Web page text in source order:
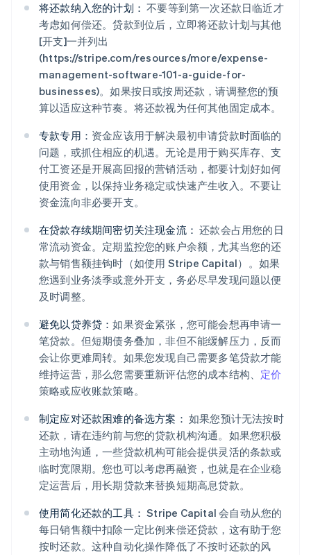
将还款纳入您的计划： 不要等到第一次还款日临近才
考虑如何偿还。贷款到位后，立即将还款计划与其他
[开支]一并列出
(https://stripe.com/resources/more/expense-
management-software-101-a-guide-for-
businesses)。如果按日或按周还款，请调整您的预
算以适应这种节奏。将还款视为任何其他固定成本。
专款专用： 资金应该用于解决最初申请贷款时面临的
问题，或抓住相应的机遇。无论是用于购买库存、支
付工资还是开展高回报的营销活动，都要计划好如何
使用资金，以保持业务稳定或快速产生收入。不要让
资金流向非必要开支。
在贷款存续期间密切关注现金流： 还款会占用您的日
常流动资金。定期监控您的账户余额，尤其当您的还
款与销售额挂钩时（如使用 Stripe Capital）。如果
您遇到业务淡季或意外开支，务必尽早发现问题以便
及时调整。
避免以贷养贷：如果资金紧张，您可能会想再申请一
笔贷款。但短期债务叠加，非但不能缓解压力，反而
会让你更难周转。如果您发现自己需要多笔贷款才能
维持运营，那么您需要重新评估您的成本结构、 定价
策略或应收账款策略。
制定应对还款困难的备选方案： 如果您预计无法按时
还款，请在违约前与您的贷款机构沟通。如果您积极
主动地沟通，一些贷款机构可能会提供灵活的条款或
临时宽限期。您也可以考虑再融资，也就是在企业稳
定运营后，用长期贷款来替换短期高息贷款。
使用简化还款的工具： Stripe Capital 会自动从您的
每日销售额中扣除一定比例来偿还贷款，这有助于您
按时还款。这种自动化操作降低了不按时还款的风